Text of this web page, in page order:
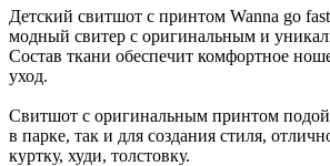
Детский свитшот с принтом Wanna go
модный свитер с оригинальным и
Состав ткани обеспечит комфортное
уход.
Свитшот с оригинальным принтом
в парке, так и для создания стиля,
куртку, худи, толстовку.